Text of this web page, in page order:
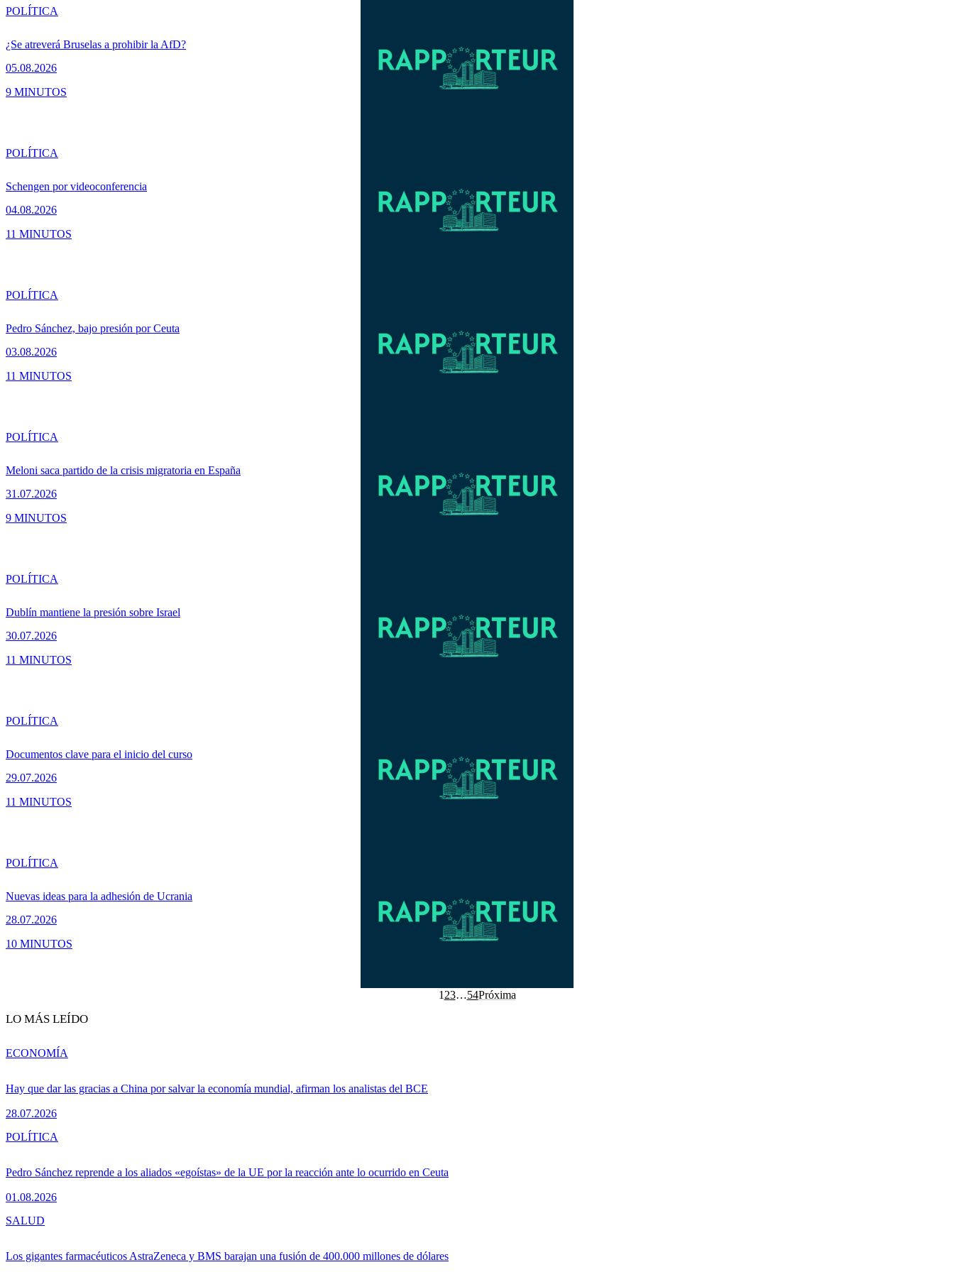
¿Se atreverá Bruselas a prohibir la AfD?
05.08.2026
POLÍTICA
9 MINUTOS
Schengen por videoconferencia
04.08.2026
POLÍTICA
11 MINUTOS
Pedro Sánchez, bajo presión por Ceuta
03.08.2026
POLÍTICA
11 MINUTOS
Meloni saca partido de la crisis migratoria en España
31.07.2026
POLÍTICA
9 MINUTOS
Dublín mantiene la presión sobre Israel
30.07.2026
POLÍTICA
11 MINUTOS
Documentos clave para el inicio del curso
29.07.2026
POLÍTICA
11 MINUTOS
Nuevas ideas para la adhesión de Ucrania
28.07.2026
POLÍTICA
10 MINUTOS
1 23…54Próxima
LO MÁS LEÍDO
Hay que dar las gracias a China por salvar la economía mundial, afirman los analistas del BCE
28.07.2026
ECONOMÍA
Pedro Sánchez reprende a los aliados «egoístas» de la UE por la reacción ante lo ocurrido en Ceuta
01.08.2026
POLÍTICA
Los gigantes farmacéuticos AstraZeneca y BMS barajan una fusión de 400.000 millones de dólares
SALUD